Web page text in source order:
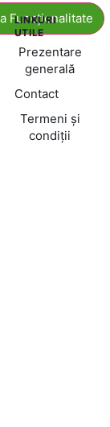
Funcționalitate
LINKURI
UTILE
Prezentare
generală
Contact
Termeni și
condiții